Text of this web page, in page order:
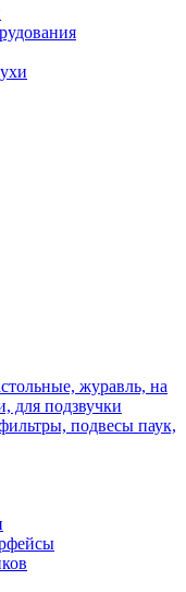
журавль, на
для подзвучки
подвесы паук,